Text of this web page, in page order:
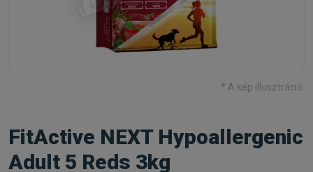
* A kép illusztráció.
FitActive NEXT Hypoallergenic
Adult 5 Reds 3kg